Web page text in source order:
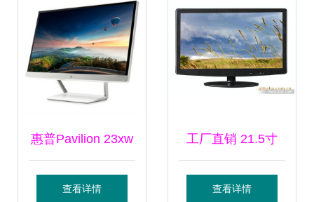
析
惠普Pavilion 23xw
13英寸IPS广视角
查看详情
工厂直销 21.5寸
LED背光源显示器
查看详情